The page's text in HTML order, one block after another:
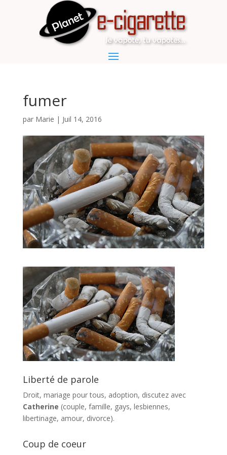
fumer
par Marie | Juil 14, 2016
Liberté de parole
Droit, mariage pour tous, adoption, discutez avec
Catherine (couple, famille, gays, lesbiennes,
libertinage, amour, divorce).
Coup de coeur